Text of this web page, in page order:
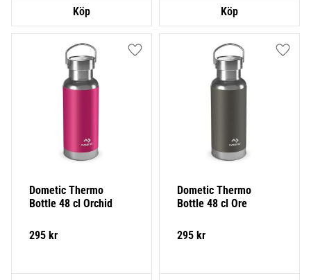
Dometic Thermo
Bottle 48 cl Orchid
295 kr
Lägg till i favoriter
Dometic Thermo
Bottle 48 cl Ore
295 kr
Lägg